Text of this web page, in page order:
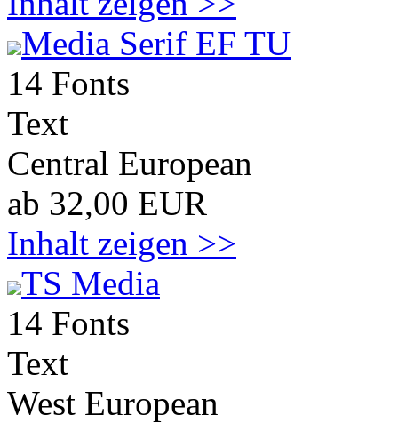
Media Serif EF TU
14 Fonts
Text
Central European
ab 32,00 EUR
Inhalt zeigen >>
TS Media
14 Fonts
Text
West European